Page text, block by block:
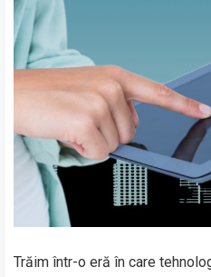
Trăim într-o eră în care